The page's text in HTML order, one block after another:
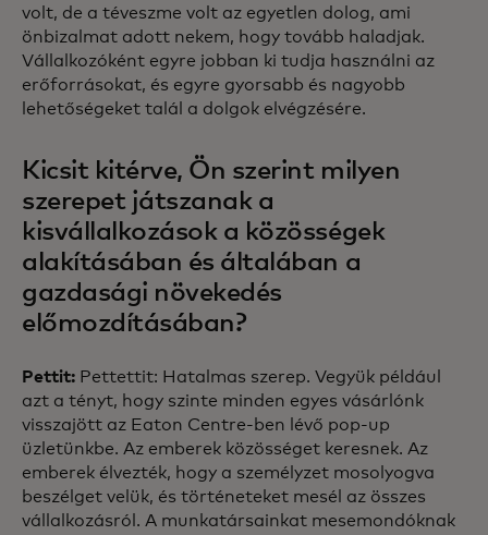
volt, de a téveszme volt az egyetlen dolog, ami
önbizalmat adott nekem, hogy tovább haladjak.
Vállalkozóként egyre jobban ki tudja használni az
erőforrásokat, és egyre gyorsabb és nagyobb
lehetőségeket talál a dolgok elvégzésére.
Kicsit kitérve, Ön szerint milyen
szerepet játszanak a
kisvállalkozások a közösségek
alakításában és általában a
gazdasági növekedés
előmozdításában?
Pettit: Pettettit: Hatalmas szerep. Vegyük például
azt a tényt, hogy szinte minden egyes vásárlónk
visszajött az Eaton Centre-ben lévő pop-up
üzletünkbe. Az emberek közösséget keresnek. Az
emberek élvezték, hogy a személyzet mosolyogva
beszélget velük, és történeteket mesél az összes
vállalkozásról. A munkatársainkat mesemondóknak